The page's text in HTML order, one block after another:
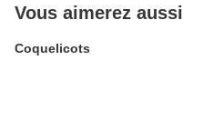
Vous aimerez aussi
Coquelicots